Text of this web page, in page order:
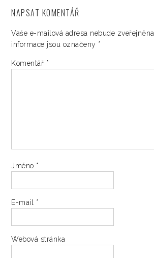
NAPSAT KOMENTÁŘ
Vaše e-mailová adresa nebude zveřejněna.
informace jsou označeny *
Komentář *
Jméno *
E-mail *
Webová stránka